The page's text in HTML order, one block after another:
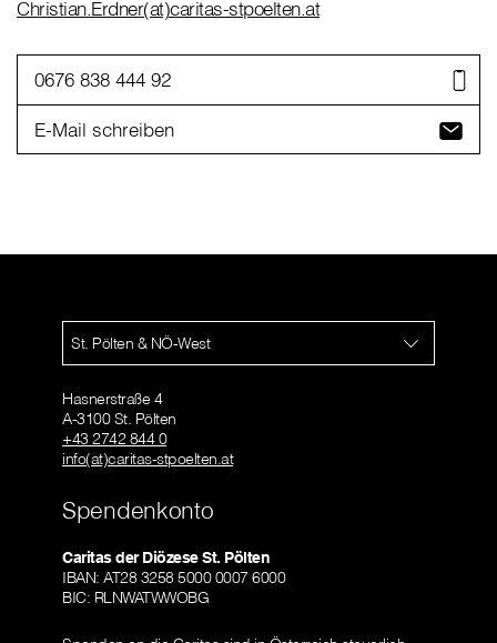
Christian.Erdner(at)caritas-stpoelten.at
0676 838 444 92
E-Mail schreiben
St. Pölten & NÖ-West
Hasnerstraße 4
A-3100 St. Pölten
+43 2742 844 0
info(at)caritas-stpoelten.at
Spendenkonto
Caritas der Diözese St. Pölten
IBAN: AT28 3258 5000 0007 6000
BIC: RLNWATWWOBG